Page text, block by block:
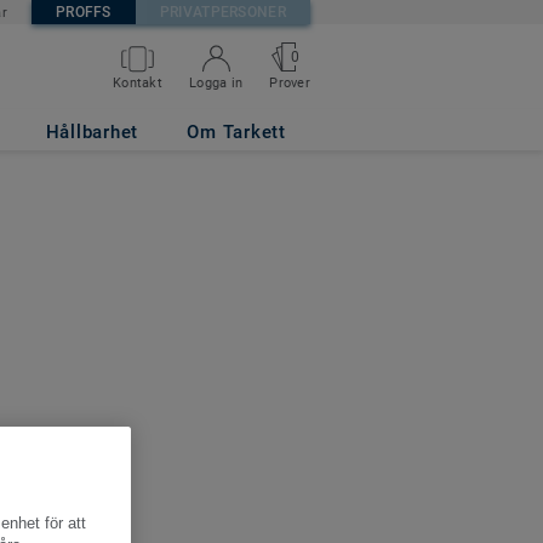
PROFFS PRIVATPERSONER
Kontakt Logga in
0
Prover
Hållbarhet Om Tarkett
för att